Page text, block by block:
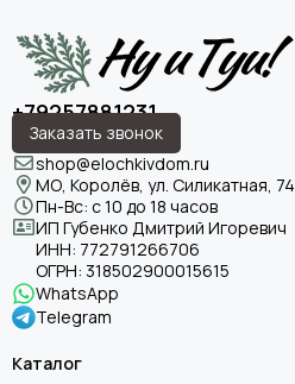
+79257881231
Заказать звонок
shop@elochkivdom.ru
МО, Королёв, ул. Силикатная, 74
Пн-Вс: с 10 до 18 часов
ИП Губенко Дмитрий Игоревич
ИНН: 772791266706
ОГРН: 318502900015615
WhatsApp
Telegram
Каталог